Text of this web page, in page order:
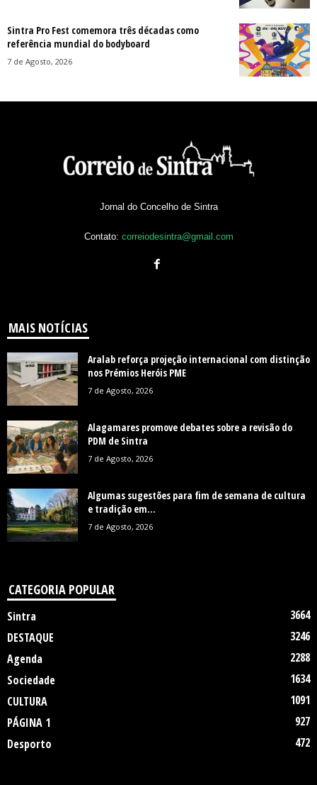
Sintra Pro Fest comemora três décadas como
referência mundial do bodyboard
7 de Agosto, 2026
Jornal do Concelho de Sintra
Contato: correiodesintra@gmail.com
MAIS NOTÍCIAS
Aralab reforça projeção internacional com distinção
nos Prémios Heróis PME
7 de Agosto, 2026
Alagamares promove debates sobre a revisão do
PDM de Sintra
7 de Agosto, 2026
Algumas sugestões para fim de semana de cultura
e tradição em...
7 de Agosto, 2026
CATEGORIA POPULAR
Sintra
3664
DESTAQUE
3246
Agenda
2288
Sociedade
1634
CULTURA
1091
PÁGINA 1
927
Desporto
472